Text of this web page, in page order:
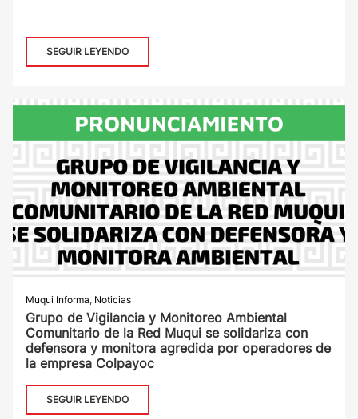
SEGUIR LEYENDO
Muqui Informa, Noticias
Grupo de Vigilancia y Monitoreo Ambiental
Comunitario de la Red Muqui se solidariza con
defensora y monitora agredida por operadores de
la empresa Colpayoc
SEGUIR LEYENDO